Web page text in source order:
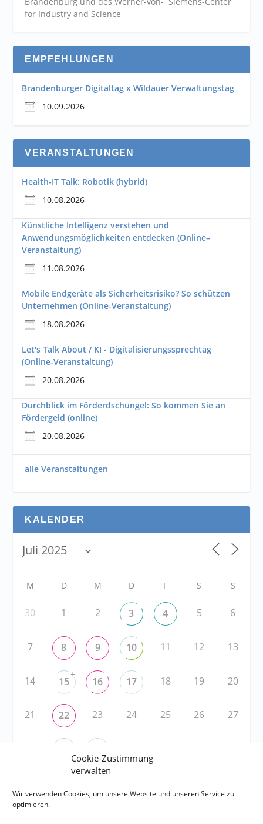
Cookie-Zustimmung
verwalten
Wir verwenden Cookies, um unsere Website und unseren Service zu
optimieren.
for Industry and Science
EMPFEHLUNGEN
Brandenburger Digitaltag x Wildauer Verwaltungstag
10.09.2026
VERANSTALTUNGEN
Health-IT Talk: Robotik (hybrid)
10.08.2026
Künstliche Intelligenz verstehen und
Anwendungsmöglichkeiten entdecken (Online–
Veranstaltung)
11.08.2026
Mobile Endgeräte als Sicherheitsrisiko? So schützen
Unternehmen (Online-Veranstaltung)
18.08.2026
Let's Talk About / KI - Digitalisierungssprechtag
(Online-Veranstaltung)
20.08.2026
Durchblick im Förderdschungel: So kommen Sie an
Fördergeld (online)
20.08.2026
alle Veranstaltungen
KALENDER
M D M D F S S
30 1 2 3 4 5 6
7 8 9 10 11 12 13
14 15
+
16 17 18 19 20
21 22 23 24 25 26 27
RSS